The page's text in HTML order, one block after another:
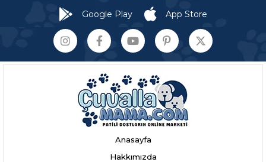
Google Play App Store
Anasayfa
Hakkımızda